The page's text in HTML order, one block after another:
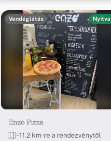
Vendéglátás Nyitva
Enzo Pizza
~11.2 km-re a rendezvénytől